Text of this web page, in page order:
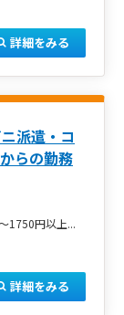
詳細をみる
派遣・コ
らの勤務
1750円以上...
詳細をみる